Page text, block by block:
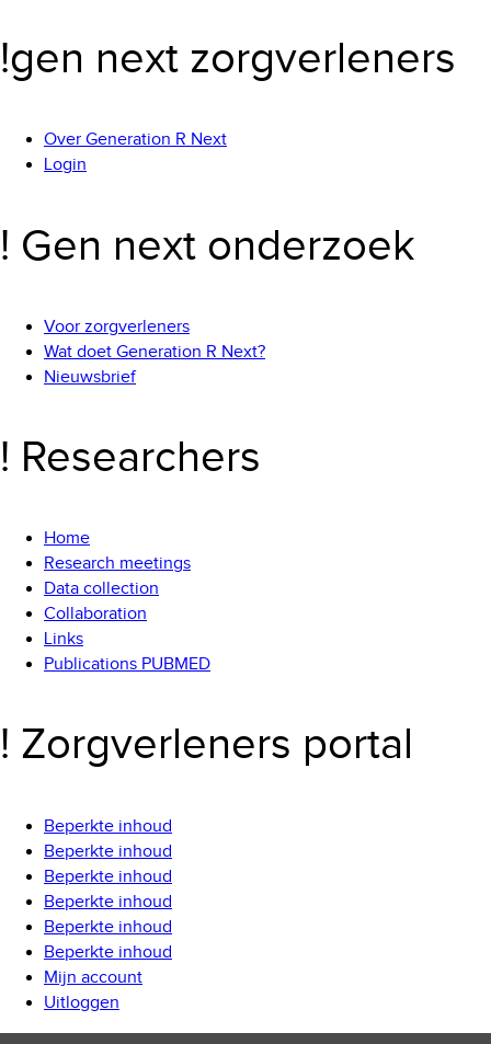
!gen next zorgverleners
Over Generation R Next
Login
! Gen next onderzoek
Voor zorgverleners
Wat doet Generation R Next?
Nieuwsbrief
! Researchers
Home
Research meetings
Data collection
Collaboration
Links
Publications PUBMED
! Zorgverleners portal
Beperkte inhoud
Beperkte inhoud
Beperkte inhoud
Beperkte inhoud
Beperkte inhoud
Beperkte inhoud
Mijn account
Uitloggen